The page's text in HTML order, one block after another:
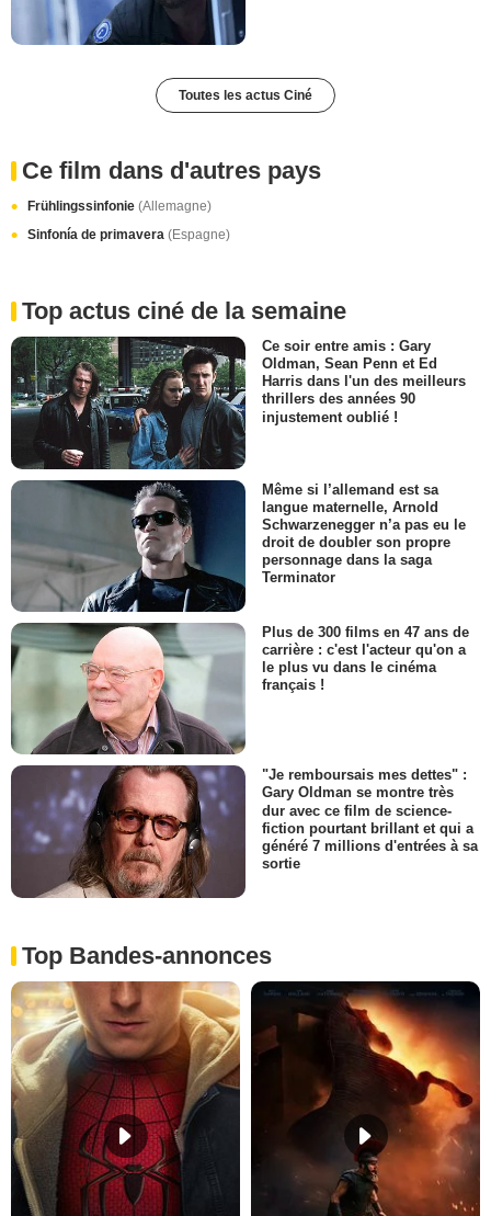
Toutes les actus Ciné
Ce film dans d'autres pays
Frühlingssinfonie (Allemagne)
Sinfonía de primavera (Espagne)
Top actus ciné de la semaine
Ce soir entre amis : Gary
Oldman, Sean Penn et Ed
Harris dans l'un des meilleurs
thrillers des années 90
injustement oublié !
Même si l’allemand est sa
langue maternelle, Arnold
Schwarzenegger n’a pas eu le
droit de doubler son propre
personnage dans la saga
Terminator
Plus de 300 films en 47 ans de
carrière : c'est l'acteur qu'on a
le plus vu dans le cinéma
français !
"Je remboursais mes dettes" :
Gary Oldman se montre très
dur avec ce film de science-
fiction pourtant brillant et qui a
généré 7 millions d'entrées à sa
sortie
Top Bandes-annonces